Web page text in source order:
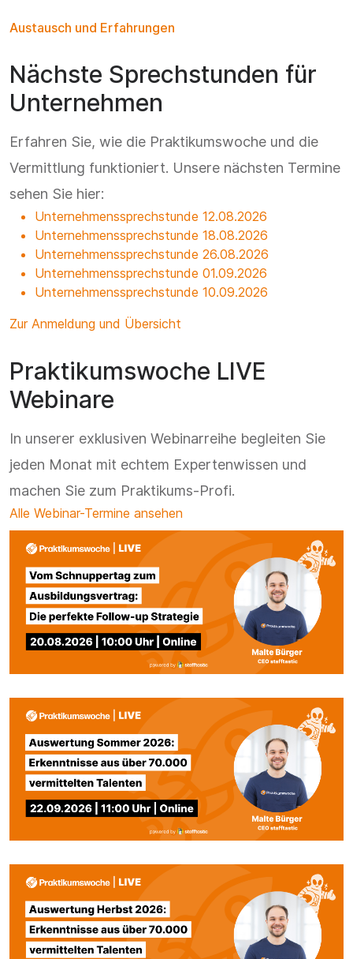
Austausch und Erfahrungen
Nächste Sprechstunden für
Unternehmen
Erfahren Sie, wie die Praktikumswoche und die
Vermittlung funktioniert. Unsere nächsten Termine
sehen Sie hier:
Unternehmenssprechstunde 12.08.2026
Unternehmenssprechstunde 18.08.2026
Unternehmenssprechstunde 26.08.2026
Unternehmenssprechstunde 01.09.2026
Unternehmenssprechstunde 10.09.2026
Zur Anmeldung und Übersicht
Praktikumswoche LIVE
Webinare
In unserer exklusiven Webinarreihe begleiten Sie
jeden Monat mit echtem Expertenwissen und
machen Sie zum Praktikums-Profi.
Alle Webinar-Termine ansehen